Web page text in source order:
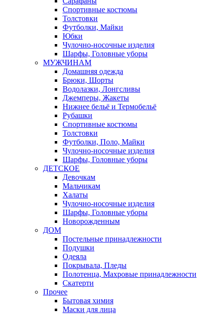
Спортивные костюмы
Толстовки
Футболки, Майки
Юбки
Чулочно-носочные изделия
Шарфы, Головные уборы
МУЖЧИНАМ
Домашняя одежда
Брюки, Шорты
Водолазки, Лонгсливы
Джемперы, Жакеты
Нижнее бельё и Термобельё
Рубашки
Спортивные костюмы
Толстовки
Футболки, Поло, Майки
Чулочно-носочные изделия
Шарфы, Головные уборы
ДЕТСКОЕ
Девочкам
Мальчикам
Халаты
Чулочно-носочные изделия
Шарфы, Головные уборы
Новорожденным
ДОМ
Постельные принадлежности
Подушки
Одеяла
Покрывала, Пледы
Полотенца, Махровые принадлежности
Скатерти
Прочее
Бытовая химия
Маски для лица